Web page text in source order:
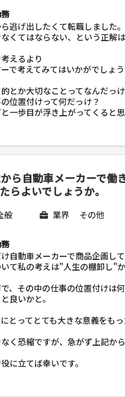
逃げ出したくて転職しました。
くてはならない、という正解
えるより
で考えてみてはいかがでしょ
とか大切なことってなんだっ
位置付けって何だっけ？
一歩目が浮き上がってくると思
ら自動車メーカーで
らよいでしょうか。
般 業界 その他
自動車メーカーで商品企画して
て私の考えは"人生の棚卸し"か
、その中の仕事の位置付けは
良いかと。
とってとても大きな意義をも
く恐縮ですが、急がず上記か
に立てば幸いです。